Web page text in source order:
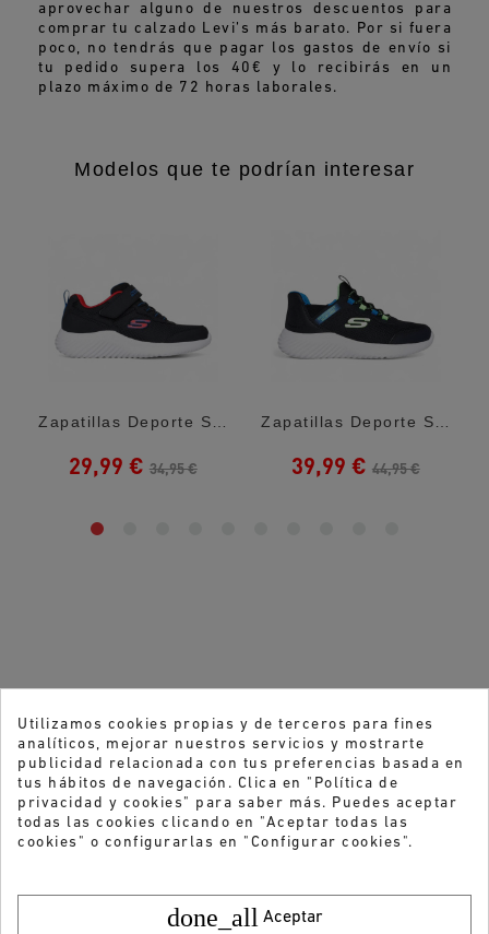
aprovechar alguno de nuestros descuentos para
comprar tu calzado Levi’s más barato. Por si fuera
poco, no tendrás que pagar los gastos de envío si
tu pedido supera los 40€ y lo recibirás en un
plazo máximo de 72 horas laborales.
Modelos que te podrían interesar
29,99 € 34,95 € 39,99 € 44,95 €
Utilizamos cookies propias y de terceros para fines
analíticos, mejorar nuestros servicios y mostrarte
publicidad relacionada con tus preferencias basada en
tus hábitos de navegación. Clica en "Política de
privacidad y cookies" para saber más. Puedes aceptar
todas las cookies clicando en "Aceptar todas las
cookies" o configurarlas en "Configurar cookies".
done_all Aceptar